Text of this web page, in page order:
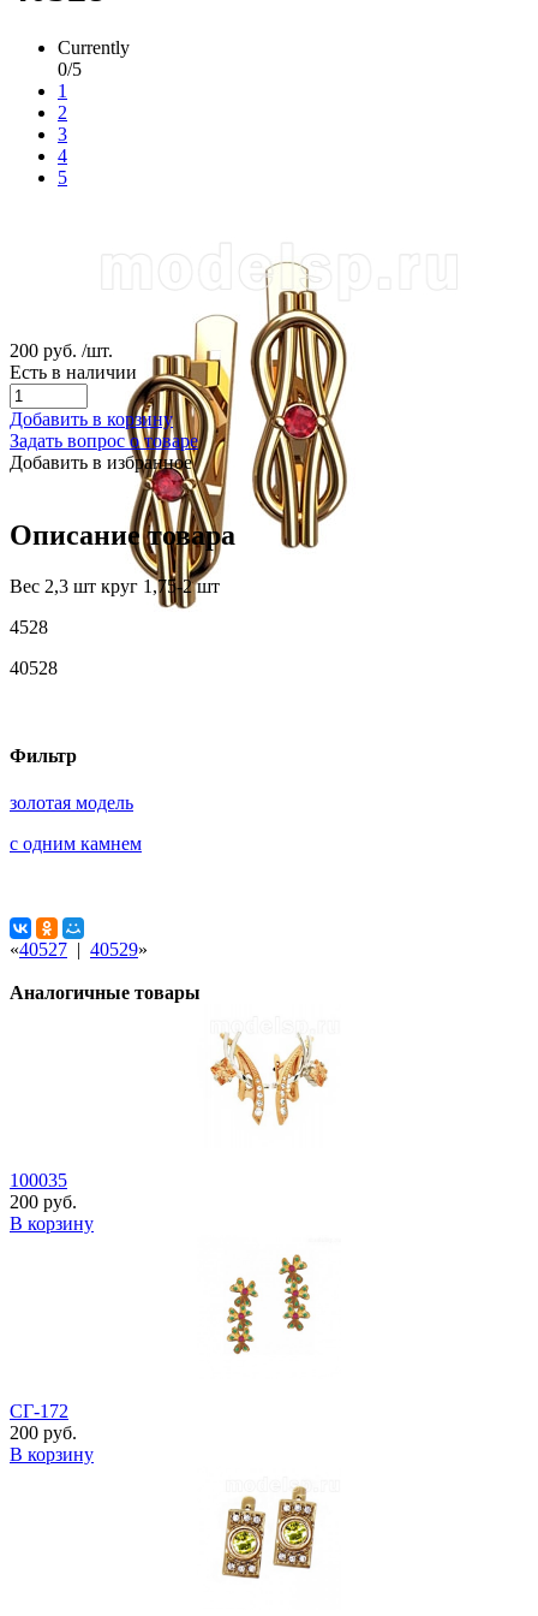
Currently
0/5
1
2
3
4
5
200 руб. /шт.
Есть в наличии
Добавить в корзину
Задать вопрос о товаре
Добавить в избранное
Описание товара
Вес 2,3 шт круг 1,75-2 шт
4528
40528
Фильтр
золотая модель
с одним камнем
«40527 | 40529»
Аналогичные товары
100035
200 руб.
В корзину
СГ-172
200 руб.
В корзину